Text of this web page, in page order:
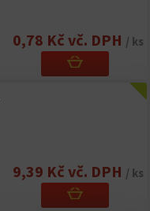
0,78 Kč vč. DPH / ks
9,39 Kč vč. DPH / ks